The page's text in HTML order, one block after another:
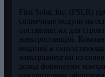
First Solar, Inc. (FSLR)
солнечные модули на
поставляет их для
электростанций.
модулей и
электроэнергии из
доход формируют